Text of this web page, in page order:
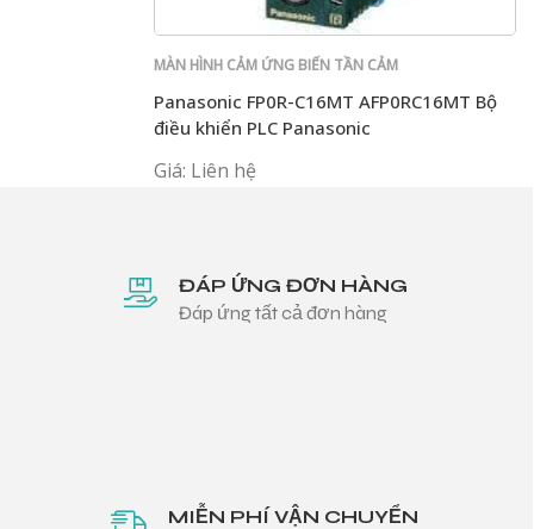
MÀN HÌNH CẢM ỨNG BIẾN TẦN CẢM
Panasonic FP0R-C16MT AFP0RC16MT Bộ
điều khiển PLC Panasonic
Giá: Liên hệ
ĐÁP ỨNG ĐƠN HÀNG
Đáp ứng tất cả đơn hàng
MIỄN PHÍ VẬN CHUYỂN